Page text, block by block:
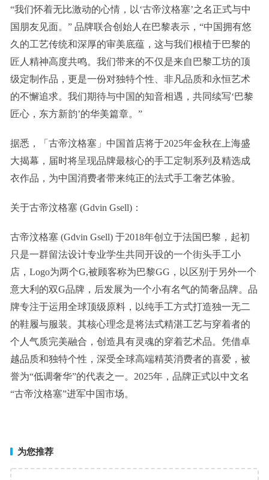
“我们怀着无比激动的心情，以‘古帝汶格塞’之名正式与中
国朋友见面。” 品牌联合创始人在巴黎表示，“中国拥有悠
久的工艺传统和深厚的审美底蕴，这与我们根植于巴黎的
匠人精神高度共鸣。我们带来的不仅是来自巴黎工坊的顶
级定制作品，更是一份对独特个性、非凡品质和永恒艺术
的不懈追求。我们期待与中国的知音相遇，共同续写‘巴黎
匠心，东方新韵’的华美篇章。”
据悉，「古帝汶格塞」中国首店将于2025年金秋在上海盛
大揭幕，届时将呈现品牌最核心的手工定制系列及精选成
衣作品，为中国消费者带来纯正的法式手工奢艺体验。
关于古帝汶格塞 (Gdvin Gsell)：
古帝汶格塞 (Gdvin Gsell) 于2018年创立于法国巴黎，起初
只是一群留法设计专业学生共同开设的一个街头手工小
店，Logo为两个G,被顾客称为巴黎GG，以区别于另外一个
意大利的双G品牌，后发展为一个小有名气的简奢品牌。品
牌专注于运用全球顶级原料，以纯手工方式打造独一无二
的鞋履与服装。其核心理念是将法式精湛工艺与穿着者的
个人气质完美融合，创造具有灵魂的穿着艺术品。凭借卓
越品质和独特个性，深受全球高端精英消费者的喜爱，被
誉为“低调奢华”的代表之一。2025年，品牌正式以中文名
“古帝汶格塞”进军中国市场。
为您推荐